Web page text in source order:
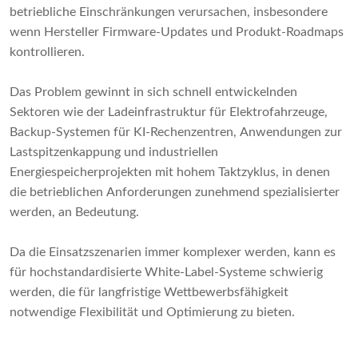
betriebliche Einschränkungen verursachen, insbesondere
wenn Hersteller Firmware-Updates und Produkt-Roadmaps
kontrollieren.
Das Problem gewinnt in sich schnell entwickelnden
Sektoren wie der Ladeinfrastruktur für Elektrofahrzeuge,
Backup-Systemen für KI-Rechenzentren, Anwendungen zur
Lastspitzenkappung und industriellen
Energiespeicherprojekten mit hohem Taktzyklus, in denen
die betrieblichen Anforderungen zunehmend spezialisierter
werden, an Bedeutung.
Da die Einsatzszenarien immer komplexer werden, kann es
für hochstandardisierte White-Label-Systeme schwierig
werden, die für langfristige Wettbewerbsfähigkeit
notwendige Flexibilität und Optimierung zu bieten.